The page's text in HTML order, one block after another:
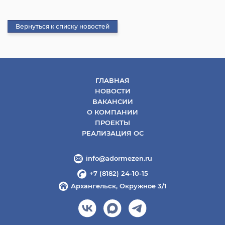
Вернуться к списку новостей
ГЛАВНАЯ
НОВОСТИ
ВАКАНСИИ
О КОМПАНИИ
ПРОЕКТЫ
РЕАЛИЗАЦИЯ ОС
info@adormezen.ru
+7 (8182) 24-10-15
Архангельск, Окружное 3/1